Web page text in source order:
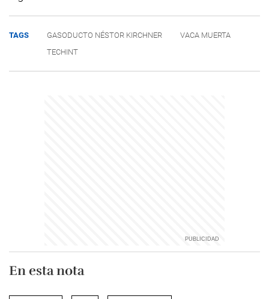
TAGS GASODUCTO NÉSTOR KIRCHNER
VACA MUERTA
TECHINT
En esta nota